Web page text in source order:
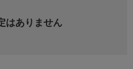
はありません